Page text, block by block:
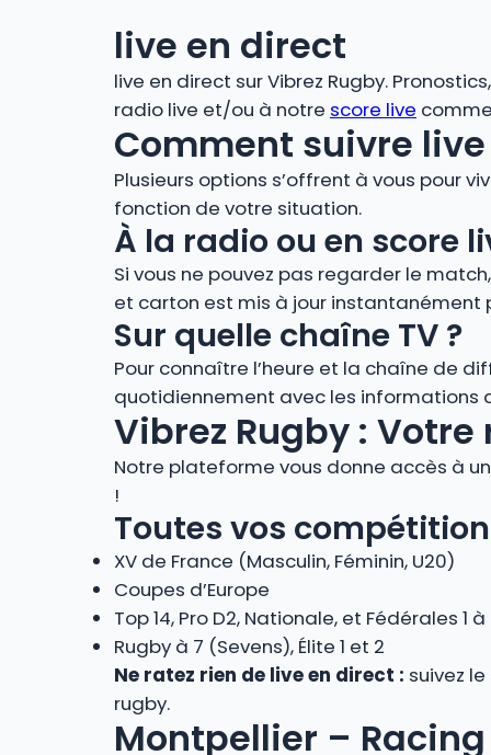
live en direct
live en direct sur Vibrez Rugby.
radio live et/ou à notre score live
Comment suivre
Plusieurs options s’offrent à vous pour
fonction de votre situation.
À la radio ou en score
Si vous ne pouvez pas regarder le
et carton est mis à jour instantanément
Sur quelle chaîne TV ?
Pour connaître l’heure et la chaîne de
quotidiennement avec les informations
Vibrez Rugby :
Notre plateforme vous donne accès à
!
Toutes vos
XV de France (Masculin, Féminin, U20)
Coupes d’Europe
Top 14, Pro D2, Nationale, et Fédérales 1 à
Rugby à 7 (Sevens), Élite 1 et 2
Ne ratez rien de live en direct : suivez
rugby.
Montpellier –